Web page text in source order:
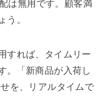
は無用です。顧客満
う。
すれば、タイムリー
。「新商品が入荷し
を、リアルタイムで